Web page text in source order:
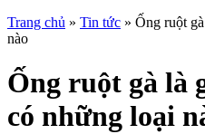
Trang chủ » Tin tức » Ống ruột
nào
Ống ruột gà là
có những loại